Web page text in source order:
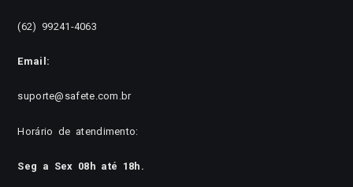
(62) 99241-4063
Email:
suporte@safete.com.br
Horário de atendimento:
Seg a Sex 08h até 18h.